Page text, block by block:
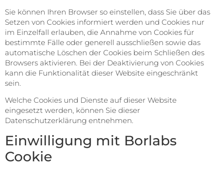
Sie können Ihren Browser so einstellen, dass Sie über das
Setzen von Cookies informiert werden und Cookies nur
im Einzelfall erlauben, die Annahme von Cookies für
bestimmte Fälle oder generell ausschließen sowie das
automatische Löschen der Cookies beim Schließen des
Browsers aktivieren. Bei der Deaktivierung von Cookies
kann die Funktionalität dieser Website eingeschränkt
sein.
Welche Cookies und Dienste auf dieser Website
eingesetzt werden, können Sie dieser
Datenschutzerklärung entnehmen.
Einwilligung mit Borlabs
Cookie